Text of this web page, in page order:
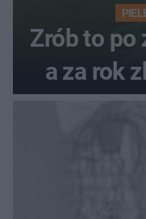
Zrób to po
a za rok